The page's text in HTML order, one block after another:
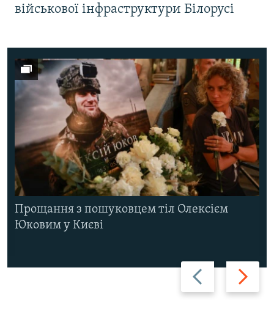
військової інфраструктури Білорусі
Назад Вперед
Прощання з пошуковцем тіл Олексієм
Юковим у Києві